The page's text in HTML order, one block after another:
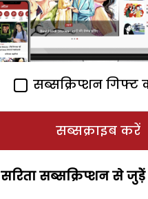
सब्सक्रिप्शन गिफ्ट
सब्सक्राइब करें
सरिता सब्सक्रिप्शन से